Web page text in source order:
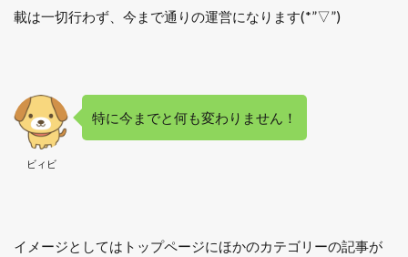
載は一切行わず、今まで通りの運営になります(*”▽”)
ビィビ
特に今までと何も変わりません！
イメージとしてはトップページにほかのカテゴリーの記事が